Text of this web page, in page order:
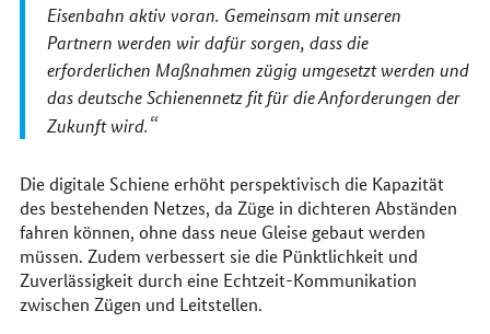
Eisenbahn aktiv voran. Gemeinsam mit unseren
Partnern werden wir dafür sorgen, dass die
erforderlichen Maßnahmen zügig umgesetzt werden und
das deutsche Schienennetz fit für die Anforderungen der
Zukunft wird.
Die digitale Schiene erhöht perspektivisch die Kapazität
des bestehenden Netzes, da Züge in dichteren Abständen
fahren können, ohne dass neue Gleise gebaut werden
müssen. Zudem verbessert sie die Pünktlichkeit und
Zuverlässigkeit durch eine Echtzeit-Kommunikation
zwischen Zügen und Leitstellen.